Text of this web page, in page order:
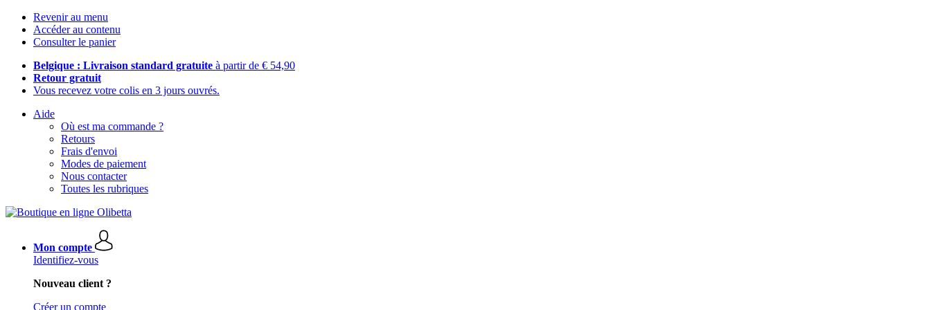
Revenir au menu
Accéder au contenu
Consulter le panier
Belgique : Livraison standard gratuite à partir de € 54,90
Retour gratuit
Vous recevez votre colis en 3 jours ouvrés.
Aide
Où est ma commande ?
Retours
Frais d'envoi
Modes de paiement
Nous contacter
Toutes les rubriques
Mon compte
Identifiez-vous
Nouveau client ?
Créer un compte